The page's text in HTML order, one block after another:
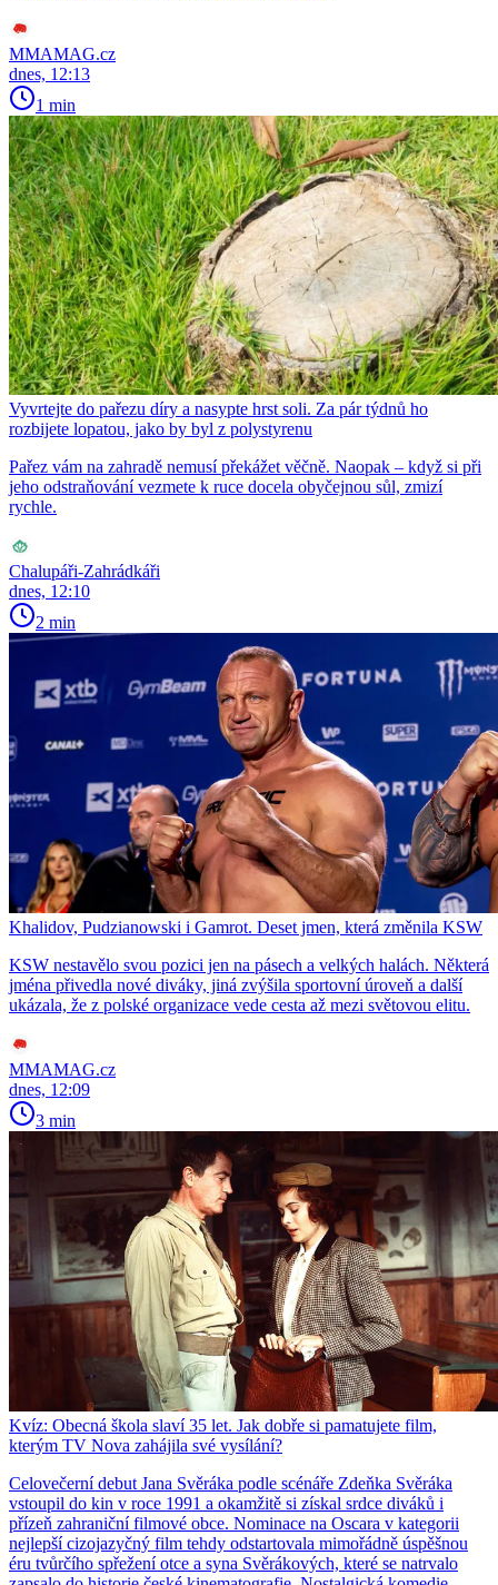
MMAMAG.cz
dnes, 12:13
1 min
Vyvrtejte do pařezu díry a nasypte hrst soli. Za pár týdnů ho
rozbijete lopatou, jako by byl z polystyrenu
Pařez vám na zahradě nemusí překážet věčně. Naopak – když si při
jeho odstraňování vezmete k ruce docela obyčejnou sůl, zmizí
rychle.
Chalupáři-Zahrádkáři
dnes, 12:10
2 min
Khalidov, Pudzianowski i Gamrot. Deset jmen, která změnila KSW
KSW nestavělo svou pozici jen na pásech a velkých halách. Některá
jména přivedla nové diváky, jiná zvýšila sportovní úroveň a další
ukázala, že z polské organizace vede cesta až mezi světovou elitu.
MMAMAG.cz
dnes, 12:09
3 min
Kvíz: Obecná škola slaví 35 let. Jak dobře si pamatujete film,
kterým TV Nova zahájila své vysílání?
Celovečerní debut Jana Svěráka podle scénáře Zdeňka Svěráka
vstoupil do kin v roce 1991 a okamžitě si získal srdce diváků i
přízeň zahraniční filmové obce. Nominace na Oscara v kategorii
nejlepší cizojazyčný film tehdy odstartovala mimořádně úspěšnou
éru tvůrčího spřežení otce a syna Svěrákových, které se natrvalo